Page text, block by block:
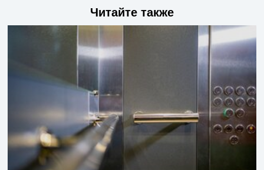
Читайте также